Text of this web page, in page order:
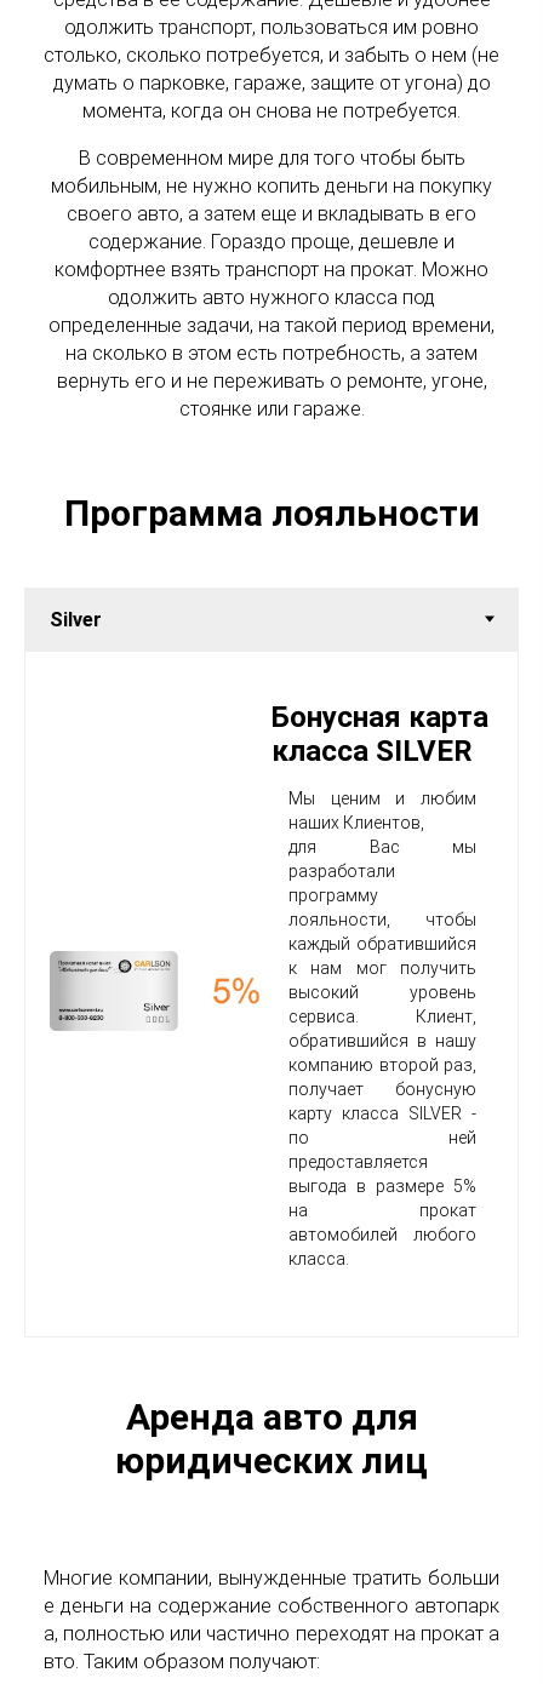
одолжить транспорт, пользоваться им ровно
столько, сколько потребуется, и забыть о нем (не
думать о парковке, гараже, защите от угона) до
момента, когда он снова не потребуется.
В современном мире для того чтобы быть
мобильным, не нужно копить деньги на покупку
своего авто, а затем еще и вкладывать в его
содержание. Гораздо проще, дешевле и
комфортнее взять транспорт на прокат. Можно
одолжить авто нужного класса под
определенные задачи, на такой период времени,
на сколько в этом есть потребность, а затем
вернуть его и не переживать о ремонте, угоне,
стоянке или гараже.
Программа лояльности
Бонусная карта
класса SILVER
Мы ценим и любим
наших Клиентов,
для Вас мы
разработали
программу
лояльности, чтобы
каждый обратившийся
к нам мог получить
высокий уровень
сервиса. Клиент,
обратившийся в нашу
компанию второй раз,
получает бонусную
карту класса SILVER -
по ней
предоставляется
выгода в размере 5%
на прокат
автомобилей любого
класса.
Аренда авто для
юридических лиц
Многие компании, вынужденные тратить больши
е деньги на содержание собственного автопарк
а, полностью или частично переходят на прокат а
вто. Таким образом получают: